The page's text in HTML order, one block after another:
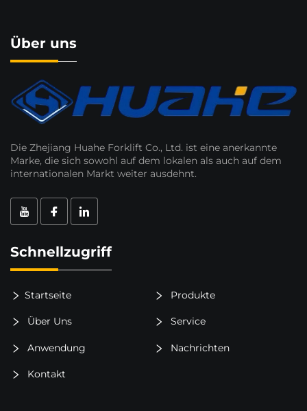
Über uns
Die Zhejiang Huahe Forklift Co., Ltd. ist eine anerkannte
Marke, die sich sowohl auf dem lokalen als auch auf dem
internationalen Markt weiter ausdehnt.
Schnellzugriff
Startseite Produkte
Über Uns Service
Anwendung Nachrichten
Kontakt